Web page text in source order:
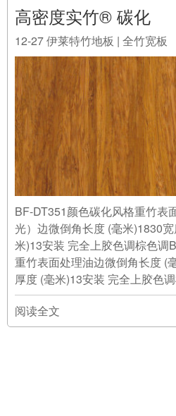
高密度实竹® 碳化
12-27伊莱特竹地板 | 全竹宽板
BF-DT351颜色碳化风格重竹表
光）边微倒角长度 (毫米)1830
米)13安装 完全上胶色调棕色调
重竹表面处理油边微倒角长度 (
厚度 (毫米)13安装 完全上胶色
阅读全文